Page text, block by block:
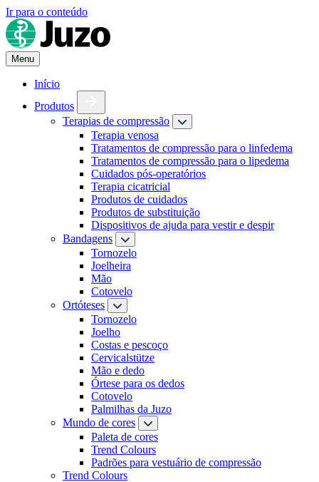
Ir para o conteúdo
Menu
Início
Produtos
Terapias de compressão
Terapia venosa
Tratamentos de compressão para o linfedema
Tratamentos de compressão para o lipedema
Cuidados pós-operatórios
Terapia cicatricial
Produtos de cuidados
Produtos de substituição
Dispositivos de ajuda para vestir e despir
Bandagens
Tornozelo
Joelheira
Mão
Cotovelo
Ortóteses
Tornozelo
Joelho
Costas e pescoço
Cervicalstütze
Mão e dedo
Órtese para os dedos
Cotovelo
Palmilhas da Juzo
Mundo de cores
Paleta de cores
Trend Colours
Padrões para vestuário de compressão
Trend Colours